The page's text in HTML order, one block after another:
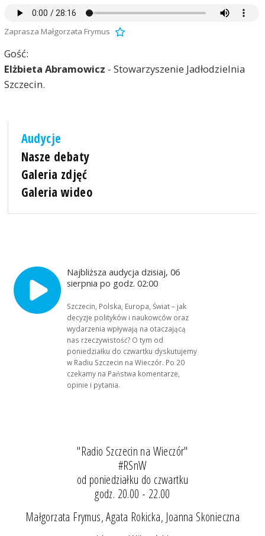
Zaprasza Małgorzata Frymus
Gość:
Elżbieta Abramowicz - Stowarzyszenie Jadłodzielnia
Szczecin.
Audycje
Nasze debaty
Galeria zdjęć
Galeria wideo
Najbliższa audycja dzisiaj, 06
sierpnia po godz. 02:00
Szczecin, Polska, Europa, Świat – jak
decyzje polityków i naukowców oraz
wydarzenia wpływają na otaczającą
nas rzeczywistość? O tym od
poniedziałku do czwartku dyskutujemy
w Radiu Szczecin na Wieczór. Po 20
czekamy na Państwa komentarze,
opinie i pytania.
"Radio Szczecin na Wieczór"
#RSnW
od poniedziałku do czwartku
godz. 20.00 - 22.00
Małgorzata Frymus, Agata Rokicka, Joanna Skonieczna